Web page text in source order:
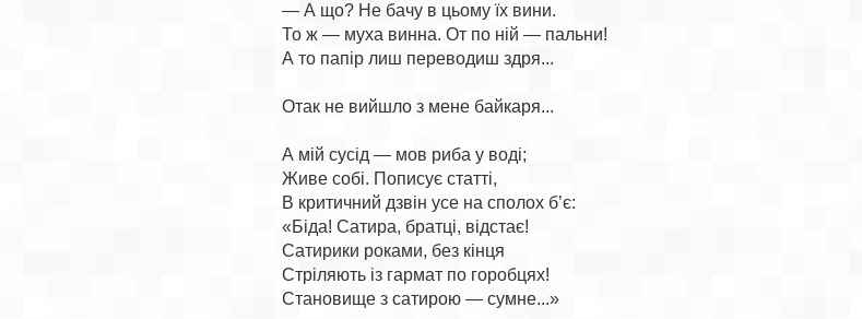
— А що? Не бачу в цьому їх вини.
То ж — муха винна. От по ній — пальни!
А то папір лиш переводиш здря...
Отак не вийшло з мене байкаря...
А мій сусід — мов риба у воді;
Живе собі. Пописує статті,
В критичний дзвін усе на сполох б’є:
«Біда! Сатира, братці, відстає!
Сатирики роками, без кінця
Стріляють із гармат по горобцях!
Становище з сатирою — сумне...»